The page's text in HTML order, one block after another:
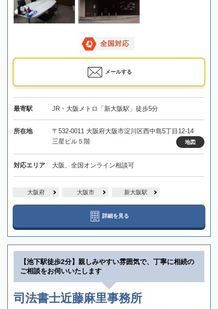
全国対応
メールする
最寄駅 JR・大阪メトロ「新大阪駅」徒歩5分
所在地
〒532-0011 大阪府大阪市淀川区西中島5丁目12-14
三星ビル５階
地図
対応エリア 大阪、全国オンライン相談可
大阪府 大阪市 新大阪駅
詳細を見る
【池下駅徒歩2分】親しみやすい雰囲気で、丁寧に相続の
ご相談をお伺いいたします
司法書士近藤麻里事務所